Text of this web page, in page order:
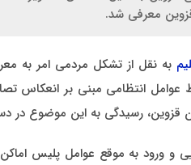
معرفی شد.
به نقل از تشکل مردمی امر به
انتظامی مبنی بر انعکاس
قزوین، رسیدگی به این موضوع در
و ورود به موقع عوامل پلیس
س